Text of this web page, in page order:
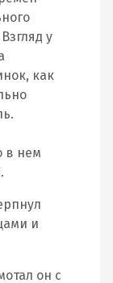
у
как
в нем
и
он с